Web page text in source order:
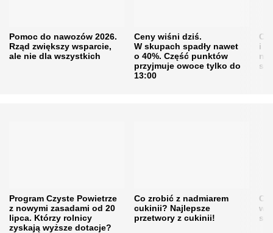
Pomoc do nawozów 2026.
Rząd zwiększy wsparcie,
ale nie dla wszystkich
Ceny wiśni dziś.
W skupach spadły nawet
o 40%. Część punktów
przyjmuje owoce tylko do
13:00
i
Program Czyste Powietrze
z nowymi zasadami od 20
lipca. Którzy rolnicy
zyskają wyższe dotacje?
Co zrobić z nadmiarem
cukinii? Najlepsze
przetwory z cukinii!
w